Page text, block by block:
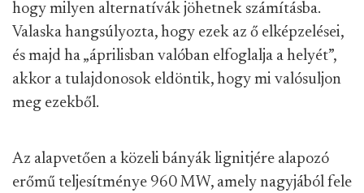
hogy milyen alternatívák jöhetnek számításba.
Valaska hangsúlyozta, hogy ezek az ő elképzelései,
és majd ha „áprilisban valóban elfoglalja a helyét”,
akkor a tulajdonosok eldöntik, hogy mi valósuljon
meg ezekből.
Az alapvetően a közeli bányák lignitjére alapozó
erőmű teljesítménye 960 MW, amely nagyjából fele